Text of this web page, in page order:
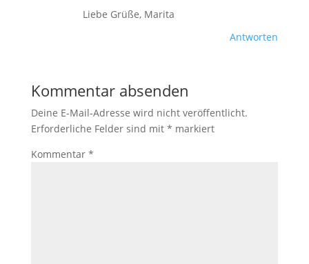
Liebe Grüße, Marita
Antworten
Kommentar absenden
Deine E-Mail-Adresse wird nicht veröffentlicht.
Erforderliche Felder sind mit * markiert
Kommentar *